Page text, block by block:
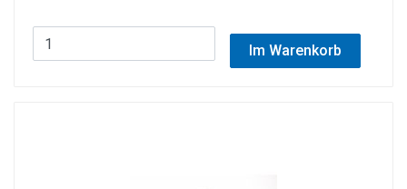
Im Warenkorb